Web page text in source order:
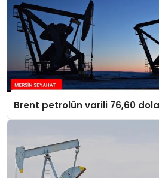
Brent petrolün varili 76,60